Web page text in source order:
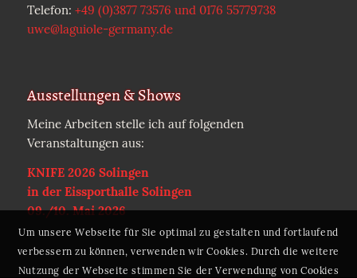
Telefon: +49 (0)3877 73576 und 0176 55779738
uwe@laguiole-germany.de
Ausstellungen & Shows
Meine Arbeiten stelle ich auf folgenden
Veranstaltungen aus:
KNIFE 2026 Solingen
in der Eissporthalle Solingen
09./10. Mai 2026
Um unsere Webseite für Sie optimal zu gestalten und fortlaufend
verbessern zu können, verwenden wir Cookies. Durch die weitere
Nutzung der Webseite stimmen Sie der Verwendung von Cookies